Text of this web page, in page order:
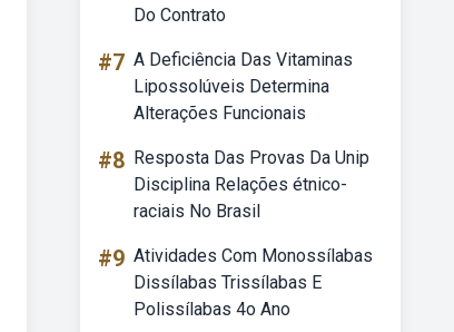
Do Contrato
#7 A Deficiência Das Vitaminas
Lipossolúveis Determina
Alterações Funcionais
#8 Resposta Das Provas Da Unip
Disciplina Relações étnico-
raciais No Brasil
#9 Atividades Com Monossílabas
Dissílabas Trissílabas E
Polissílabas 4o Ano